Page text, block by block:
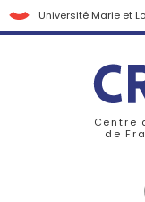
Université Marie et
Centre
de